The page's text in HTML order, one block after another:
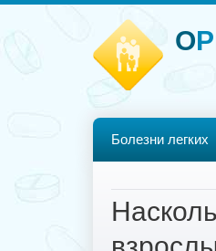
O
Болезни легких